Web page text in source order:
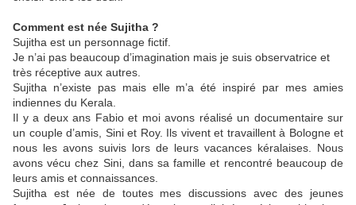
Comment est née Sujitha ?
Sujitha est un personnage fictif.
Je n’ai pas beaucoup d’imagination mais je suis observatrice et
très réceptive aux autres.
Sujitha n’existe pas mais elle m’a été inspiré par mes amies
indiennes du Kerala.
Il y a deux ans Fabio et moi avons réalisé un documentaire sur
un couple d’amis, Sini et Roy. Ils vivent et travaillent à Bologne et
nous les avons suivis lors de leurs vacances kéralaises. Nous
avons vécu chez Sini, dans sa famille et rencontré beaucoup de
leurs amis et connaissances.
Sujitha est née de toutes mes discussions avec des jeunes